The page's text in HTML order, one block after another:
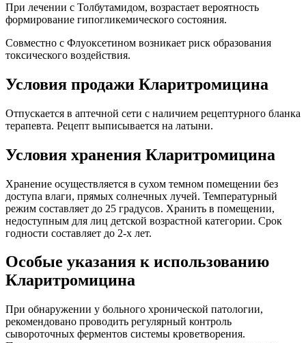
При лечении с Толбутамидом, возрастает вероятность
формирование гипогликемического состояния.
Совместно с Флуоксетином возникает риск образования
токсического воздействия.
Условия продажи Кларитромицина
Отпускается в аптечной сети с наличием рецептурного бланка
терапевта. Рецепт выписывается на латыни.
Условия хранения Кларитромицина
Хранение осуществляется в сухом темном помещении без
доступа влаги, прямых солнечных лучей. Температурный
режим составляет до 25 градусов. Хранить в помещении,
недоступным для лиц детской возрастной категории. Срок
годности составляет до 2-х лет.
Особые указания к использованию
Кларитромицина
При обнаружении у больного хронической патологии,
рекомендовано проводить регулярный контроль
сывороточных ферментов системы кроветворения.